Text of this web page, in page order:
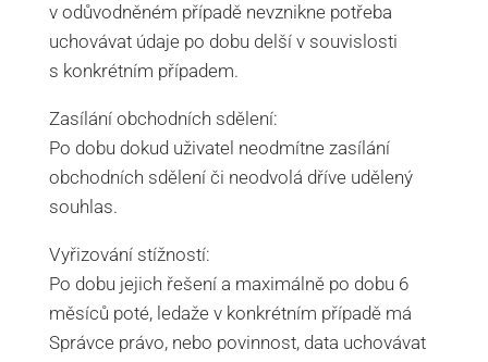
v odůvodněném případě nevznikne potřeba
uchovávat údaje po dobu delší v souvislosti
s konkrétním případem.
Zasílání obchodních sdělení:
Po dobu dokud uživatel neodmítne zasílání
obchodních sdělení či neodvolá dříve udělený
souhlas.
Vyřizování stížností:
Po dobu jejich řešení a maximálně po dobu 6
měsíců poté, ledaže v konkrétním případě má
Správce právo, nebo povinnost, data uchovávat